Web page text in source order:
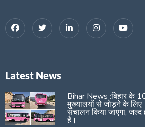
Latest News
Bihar News :बिहार के
मुख्यालयों से जोड़ने के
संचालन किया जाएगा, जल्द
है।